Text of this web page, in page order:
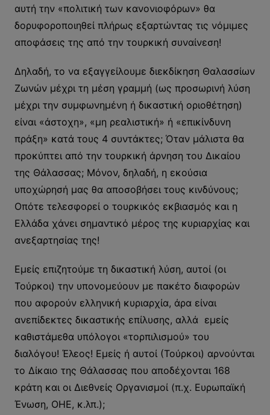
αυτή την «πολιτική των κανονιοφόρων» θα
δορυφοροποιηθεί πλήρως εξαρτώντας τις νόμιμες
αποφάσεις της από την τουρκική συναίνεση!
Δηλαδή, το να εξαγγείλουμε διεκδίκηση Θαλασσίων
Ζωνών μέχρι τη μέση γραμμή (ως προσωρινή λύση
μέχρι την συμφωνημένη ή δικαστική οριοθέτηση)
είναι «άστοχη», «μη ρεαλιστική» ή «επικίνδυνη
πράξη» κατά τους 4 συντάκτες; Όταν μάλιστα θα
προκύπτει από την τουρκική άρνηση του Δικαίου
της Θάλασσας; Μόνον, δηλαδή, η εκούσια
υποχώρησή μας θα αποσοβήσει τους κινδύνους;
Οπότε τελεσφορεί ο τουρκικός εκβιασμός και η
Ελλάδα χάνει σημαντικό μέρος της κυριαρχίας και
ανεξαρτησίας της!
Εμείς επιζητούμε τη δικαστική λύση, αυτοί (οι
Τούρκοι) την υπονομεύουν με πακέτο διαφορών
που αφορούν ελληνική κυριαρχία, άρα είναι
ανεπίδεκτες δικαστικής επίλυσης, αλλά εμείς
καθιστάμεθα υπόλογοι «τορπιλισμού» του
διαλόγου! Έλεος! Εμείς ή αυτοί (Τούρκοι) αρνούνται
το Δίκαιο της Θάλασσας που αποδέχονται 168
κράτη και οι Διεθνείς Οργανισμοί (π.χ. Ευρωπαϊκή
Ένωση, ΟΗΕ, κ.λπ.);